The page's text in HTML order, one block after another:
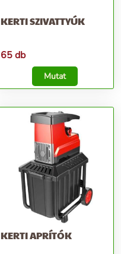
KERTI SZIVATTYÚK
65 db
Mutat
KERTI APRÍTÓK